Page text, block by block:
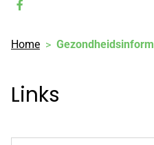
facebook
Home
Links